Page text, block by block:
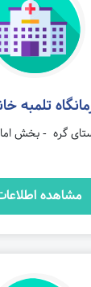
تلمبه
گره - بخش
مشاهده